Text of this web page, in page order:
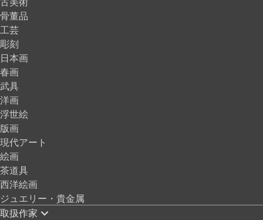
骨董品
工芸
彫刻
日本画
春画
武具
洋画
浮世絵
版画
現代アート
絵画
茶道具
西洋絵画
ジュエリー・貴金属
取扱作家